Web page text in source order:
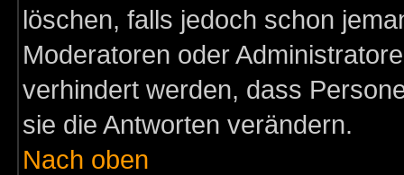
löschen, falls jedoch schon
Moderatoren oder
verhindert werden, dass
sie die Antworten verändern.
Nach oben